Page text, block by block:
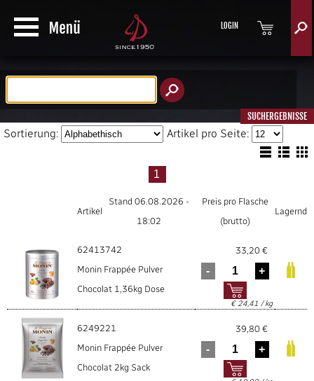
LOGIN
SUCHERGEBNISSE
Sortierung: Artikel pro Seite:
Artikel
Stand 06.08.2026 -
18:02
Preis pro Flasche
(brutto)
Lagernd
62413742
Monin Frappée Pulver
Chocolat 1,36kg Dose
33,20 €
€ 24,41 / kg
6249221
Monin Frappée Pulver
Chocolat 2kg Sack
39,80 €